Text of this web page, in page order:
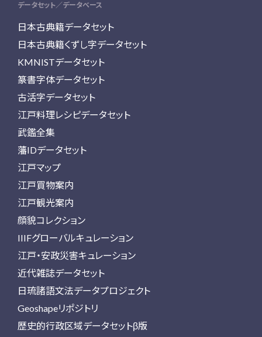
データセット／データベース
日本古典籍データセット
日本古典籍くずし字データセット
KMNISTデータセット
篆書字体データセット
古活字データセット
江戸料理レシピデータセット
武鑑全集
藩IDデータセット
江戸マップ
江戸買物案内
江戸観光案内
顔貌コレクション
IIIFグローバルキュレーション
江戸・安政災害キュレーション
近代雑誌データセット
日琉諸語文法データプロジェクト
Geoshapeリポジトリ
歴史的行政区域データセットβ版